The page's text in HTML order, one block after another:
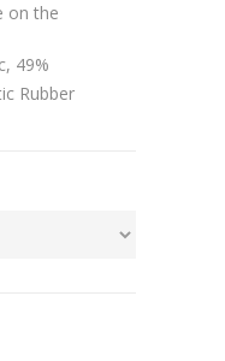
on the
49%
Rubber